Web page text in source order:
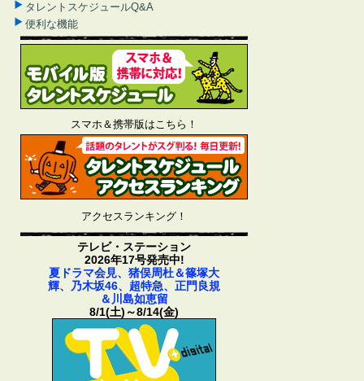
タレントスケジュールQ&A
便利な機能
スマホ＆携帯版はこちら！
アクセスランキング！
テレビ・ステーション
2026年17号発売中!
夏ドラマ会見、猪俣周杜＆篠塚大
輝、乃木坂46、超特急、正門良規
＆川島如恵留
8/1(土)～8/14(金)